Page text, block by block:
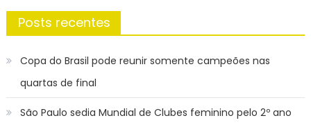
Posts recentes
Copa do Brasil pode reunir somente campeões nas
quartas de final
São Paulo sedia Mundial de Clubes feminino pelo 2º ano